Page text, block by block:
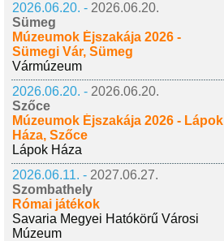
2026.06.20. - 2026.06.20.
Sümeg
Múzeumok Éjszakája 2026 -
Sümegi Vár, Sümeg
Vármúzeum
2026.06.20. - 2026.06.20.
Szőce
Múzeumok Éjszakája 2026 - Lápok
Háza, Szőce
Lápok Háza
2026.06.11. - 2027.06.27.
Szombathely
Római játékok
Savaria Megyei Hatókörű Városi
Múzeum